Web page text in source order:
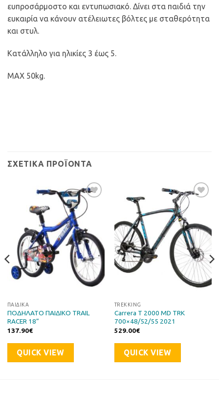
ευπροσάρμοστο και εντυπωσιακό. Δίνει στα παιδιά την
ευκαιρία να κάνουν ατέλειωτες βόλτες με σταθερότητα
και στυλ.
Κατάλληλο για ηλικίες 3 έως 5.
ΜΑΧ 50kg.
ΣΧΕΤΙΚΆ ΠΡΟΪΌΝΤΑ
Προσθήκη
στη Λίστα
Επιθυμιών
ΠΑΙΔΙΚΆ
ΠΟΔΗΛΑΤΟ ΠΑΙΔΙΚΟ TRAIL
RACER 18”
137.90€
QUICK VIEW
Προσθήκη
στη Λίστα
Επιθυμιών
TREKKING
Carrera T 2000 MD TRK
700×48/52/55 2021
529.00€
QUICK VIEW